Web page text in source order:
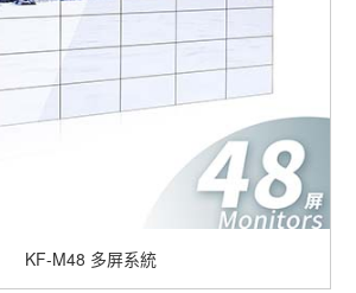
KF-M48 多屏系統